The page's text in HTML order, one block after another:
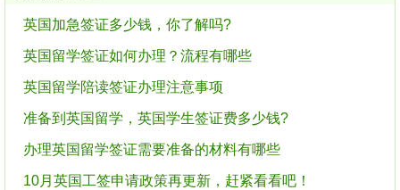
英国加急签证多少钱，你了解吗?
英国留学签证如何办理？流程有哪些
英国留学陪读签证办理注意事项
准备到英国留学，英国学生签证费多少钱?
办理英国留学签证需要准备的材料有哪些
10月英国工签申请政策再更新，赶紧看看吧！